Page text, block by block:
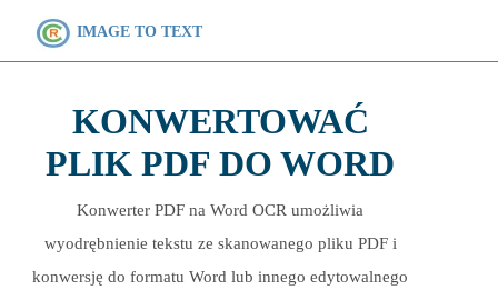
IMAGE TO TEXT
KONWERTOWAĆ
PLIK PDF DO WORD
Konwerter PDF na Word OCR umożliwia
wyodrębnienie tekstu ze skanowanego pliku PDF i
konwersję do formatu Word lub innego edytowalnego